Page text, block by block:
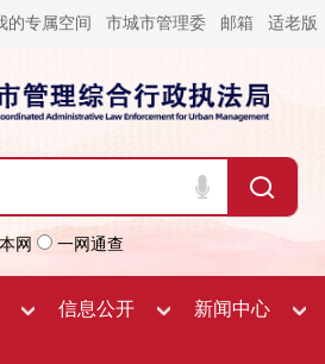
的专属空间 市城市管理委 邮箱 适老版
网 一网通查
信息公开 新闻中心